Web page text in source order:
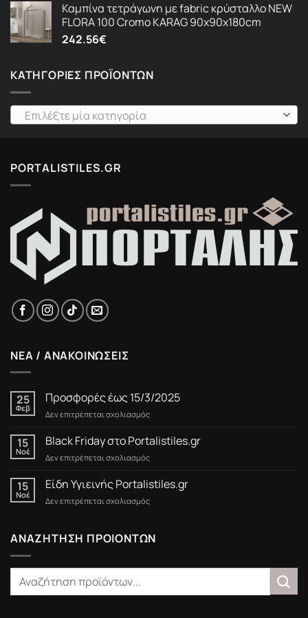
Καμπίνα τετράγωνη με fabric κρύσταλλο NEW
FLORA 100 Cromo KARAG 90x90x180cm
242.56€
ΚΑΤΗΓΟΡΊΕΣ ΠΡΟΪΌΝΤΩΝ
Επιλέξτε μία κατηγορία
PORTALISTILES.GR
ΝΕΑ / ΑΝΑΚΟΙΝΩΣΕΙΣ
25
Φεβ
Προσφορές έως 15/3/2025
Δεν επιτρέπεται σχολιασμόςστο
έως
15/3/2025
15
Νοέ
Black Friday στο Portalistiles.gr
Δεν επιτρέπεται σχολιασμόςστο
Friday
στο
Portalistiles.gr
15
Νοέ
Είδη Υγιεινής Portalistiles.gr
Δεν επιτρέπεται σχολιασμόςστο
Portalistiles.gr
ΑΝΑΖΗΤΗΣΗ ΠΡΟΙΟΝΤΩΝ